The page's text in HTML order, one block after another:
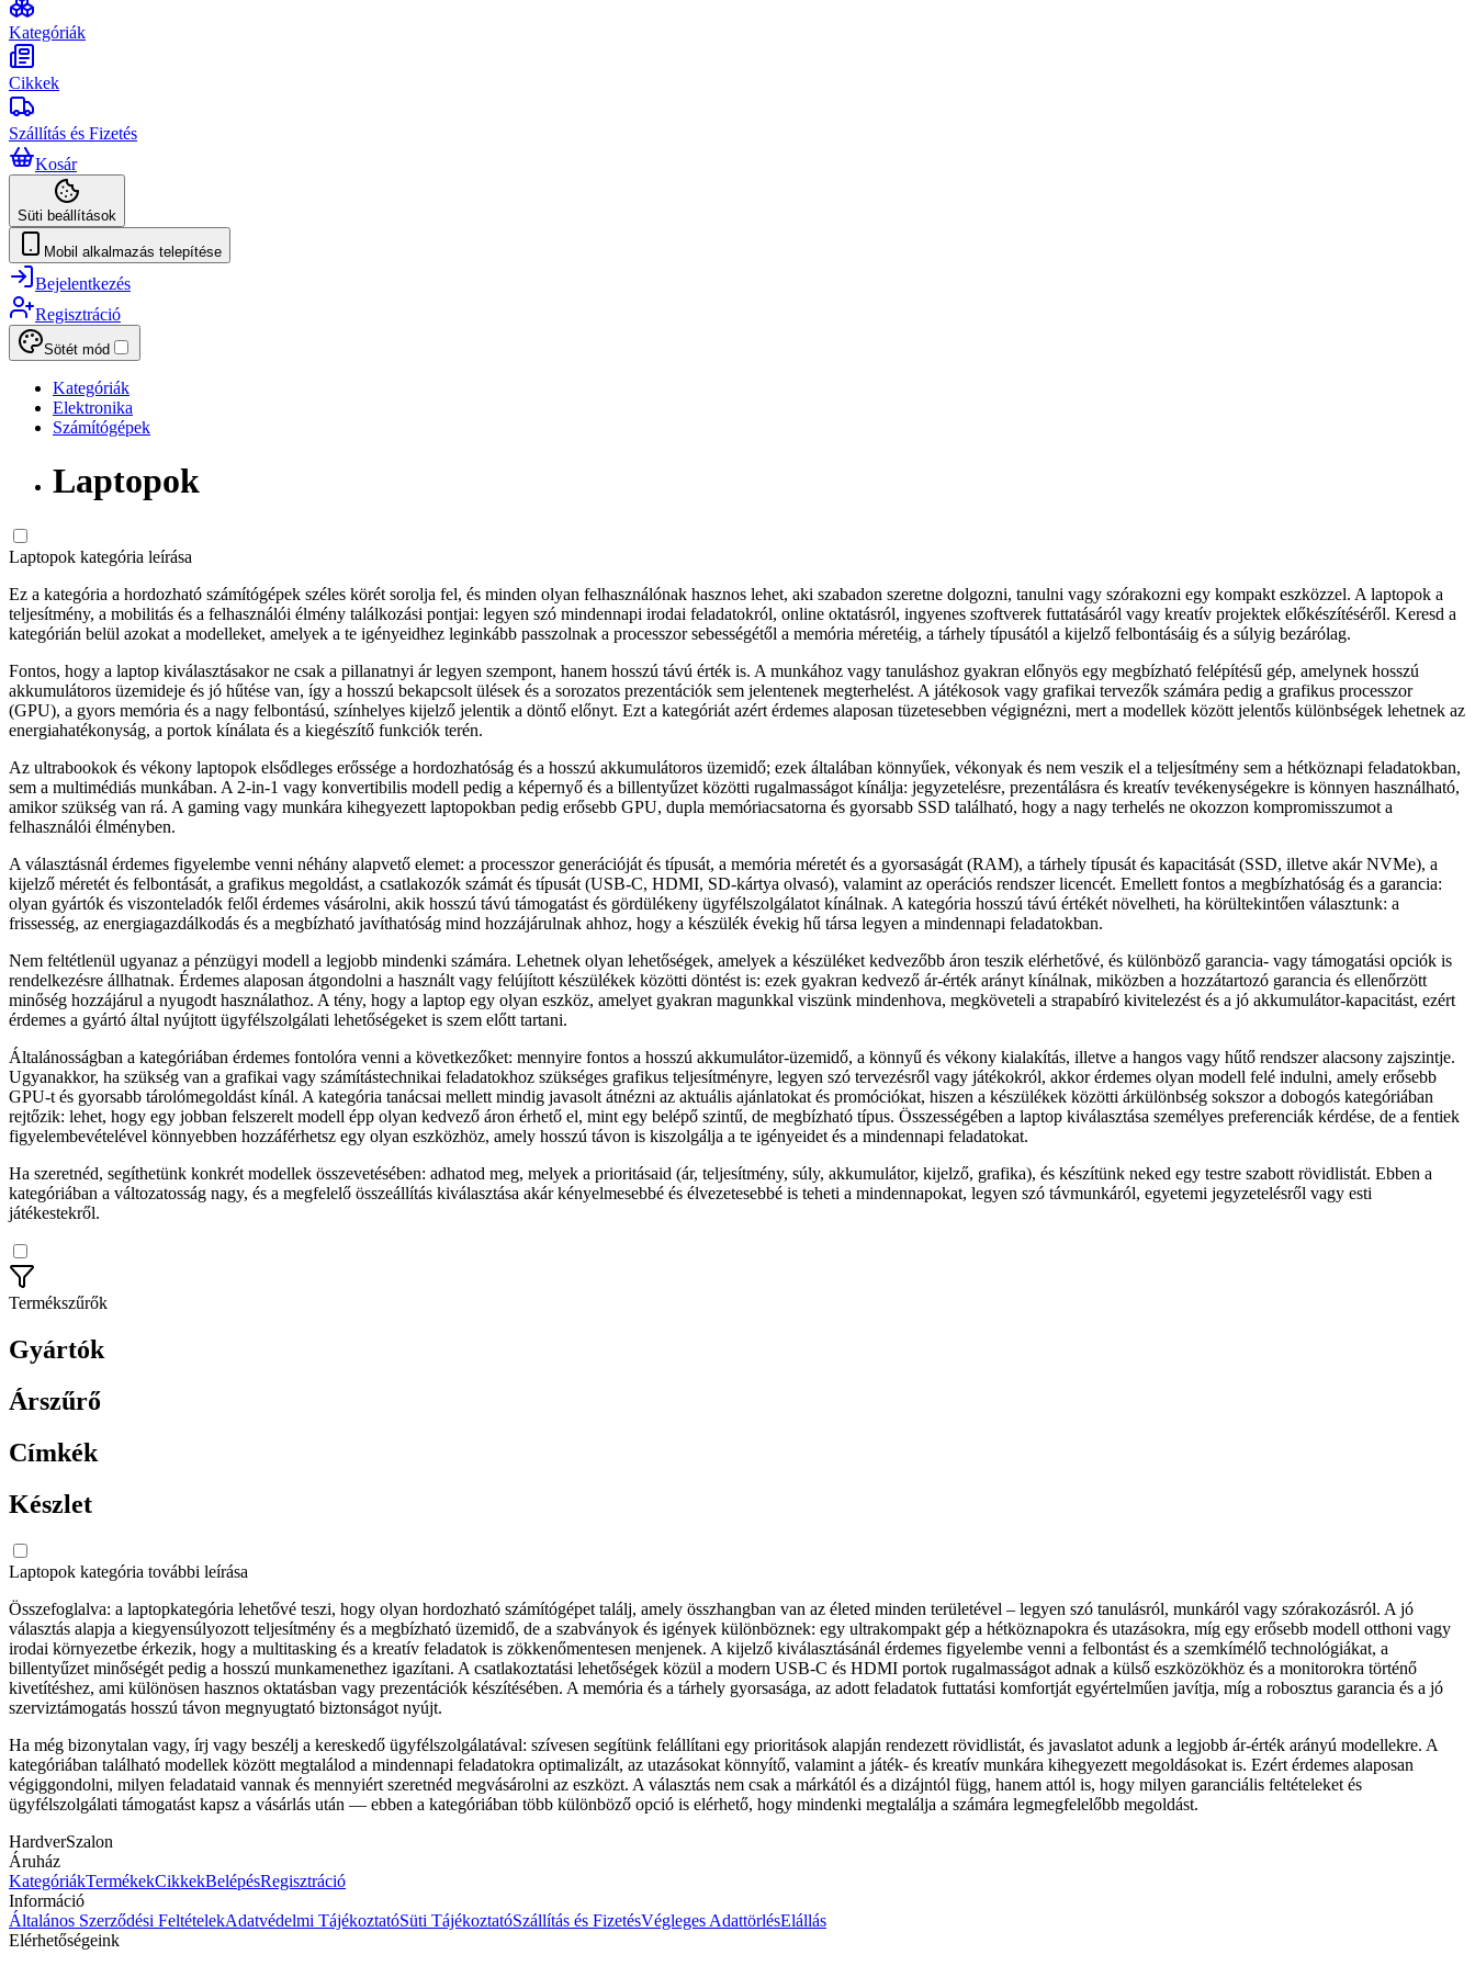
Kategóriák
Cikkek
Szállítás és Fizetés
Kosár
Süti beállítások
Mobil alkalmazás telepítése
Bejelentkezés
Regisztráció
Sötét mód
Kategóriák
Elektronika
Számítógépek
Laptopok
Laptopok kategória leírása
Ez a kategória a hordozható számítógépek széles körét sorolja fel, és minden olyan felhasználónak hasznos lehet, aki szabadon szeretne dolgozni, tanulni vagy szórakozni egy kompakt eszközzel. A laptopok a
teljesítmény, a mobilitás és a felhasználói élmény találkozási pontjai: legyen szó mindennapi irodai feladatokról, online oktatásról, ingyenes szoftverek futtatásáról vagy kreatív projektek előkészítéséről. Keresd a
kategórián belül azokat a modelleket, amelyek a te igényeidhez leginkább passzolnak a processzor sebességétől a memória méretéig, a tárhely típusától a kijelző felbontásáig és a súlyig bezárólag.
Fontos, hogy a laptop kiválasztásakor ne csak a pillanatnyi ár legyen szempont, hanem hosszú távú érték is. A munkához vagy tanuláshoz gyakran előnyös egy megbízható felépítésű gép, amelynek hosszú
akkumulátoros üzemideje és jó hűtése van, így a hosszú bekapcsolt ülések és a sorozatos prezentációk sem jelentenek megterhelést. A játékosok vagy grafikai tervezők számára pedig a grafikus processzor
(GPU), a gyors memória és a nagy felbontású, színhelyes kijelző jelentik a döntő előnyt. Ezt a kategóriát azért érdemes alaposan tüzetesebben végignézni, mert a modellek között jelentős különbségek lehetnek az
energiahatékonyság, a portok kínálata és a kiegészítő funkciók terén.
Az ultrabookok és vékony laptopok elsődleges erőssége a hordozhatóság és a hosszú akkumulátoros üzemidő; ezek általában könnyűek, vékonyak és nem veszik el a teljesítmény sem a hétköznapi feladatokban,
sem a multimédiás munkában. A 2-in-1 vagy konvertibilis modell pedig a képernyő és a billentyűzet közötti rugalmasságot kínálja: jegyzetelésre, prezentálásra és kreatív tevékenységekre is könnyen használható,
amikor szükség van rá. A gaming vagy munkára kihegyezett laptopokban pedig erősebb GPU, dupla memóriacsatorna és gyorsabb SSD található, hogy a nagy terhelés ne okozzon kompromisszumot a
felhasználói élményben.
A választásnál érdemes figyelembe venni néhány alapvető elemet: a processzor generációját és típusát, a memória méretét és a gyorsaságát (RAM), a tárhely típusát és kapacitását (SSD, illetve akár NVMe), a
kijelző méretét és felbontását, a grafikus megoldást, a csatlakozók számát és típusát (USB-C, HDMI, SD-kártya olvasó), valamint az operációs rendszer licencét. Emellett fontos a megbízhatóság és a garancia:
olyan gyártók és viszonteladók felől érdemes vásárolni, akik hosszú távú támogatást és gördülékeny ügyfélszolgálatot kínálnak. A kategória hosszú távú értékét növelheti, ha körültekintően választunk: a
frissesség, az energiagazdálkodás és a megbízható javíthatóság mind hozzájárulnak ahhoz, hogy a készülék évekig hű társa legyen a mindennapi feladatokban.
Nem feltétlenül ugyanaz a pénzügyi modell a legjobb mindenki számára. Lehetnek olyan lehetőségek, amelyek a készüléket kedvezőbb áron teszik elérhetővé, és különböző garancia- vagy támogatási opciók is
rendelkezésre állhatnak. Érdemes alaposan átgondolni a használt vagy felújított készülékek közötti döntést is: ezek gyakran kedvező ár-érték arányt kínálnak, miközben a hozzátartozó garancia és ellenőrzött
minőség hozzájárul a nyugodt használathoz. A tény, hogy a laptop egy olyan eszköz, amelyet gyakran magunkkal viszünk mindenhova, megköveteli a strapabíró kivitelezést és a jó akkumulátor-kapacitást, ezért
érdemes a gyártó által nyújtott ügyfélszolgálati lehetőségeket is szem előtt tartani.
Általánosságban a kategóriában érdemes fontolóra venni a következőket: mennyire fontos a hosszú akkumulátor-üzemidő, a könnyű és vékony kialakítás, illetve a hangos vagy hűtő rendszer alacsony zajszintje.
Ugyanakkor, ha szükség van a grafikai vagy számítástechnikai feladatokhoz szükséges grafikus teljesítményre, legyen szó tervezésről vagy játékokról, akkor érdemes olyan modell felé indulni, amely erősebb
GPU-t és gyorsabb tárolómegoldást kínál. A kategória tanácsai mellett mindig javasolt átnézni az aktuális ajánlatokat és promóciókat, hiszen a készülékek közötti árkülönbség sokszor a dobogós kategóriában
rejtőzik: lehet, hogy egy jobban felszerelt modell épp olyan kedvező áron érhető el, mint egy belépő szintű, de megbízható típus. Összességében a laptop kiválasztása személyes preferenciák kérdése, de a fentiek
figyelembevételével könnyebben hozzáférhetsz egy olyan eszközhöz, amely hosszú távon is kiszolgálja a te igényeidet és a mindennapi feladatokat.
Ha szeretnéd, segíthetünk konkrét modellek összevetésében: adhatod meg, melyek a prioritásaid (ár, teljesítmény, súly, akkumulátor, kijelző, grafika), és készítünk neked egy testre szabott rövidlistát. Ebben a
kategóriában a változatosság nagy, és a megfelelő összeállítás kiválasztása akár kényelmesebbé és élvezetesebbé is teheti a mindennapokat, legyen szó távmunkáról, egyetemi jegyzetelésről vagy esti
játékestekről.
Termékszűrők
Gyártók
Árszűrő
Címkék
Készlet
Laptopok kategória további leírása
Összefoglalva: a laptopkategória lehetővé teszi, hogy olyan hordozható számítógépet találj, amely összhangban van az életed minden területével – legyen szó tanulásról, munkáról vagy szórakozásról. A jó
választás alapja a kiegyensúlyozott teljesítmény és a megbízható üzemidő, de a szabványok és igények különböznek: egy ultrakompakt gép a hétköznapokra és utazásokra, míg egy erősebb modell otthoni vagy
irodai környezetbe érkezik, hogy a multitasking és a kreatív feladatok is zökkenőmentesen menjenek. A kijelző kiválasztásánál érdemes figyelembe venni a felbontást és a szemkímélő technológiákat, a
billentyűzet minőségét pedig a hosszú munkamenethez igazítani. A csatlakoztatási lehetőségek közül a modern USB-C és HDMI portok rugalmasságot adnak a külső eszközökhöz és a monitorokra történő
kivetítéshez, ami különösen hasznos oktatásban vagy prezentációk készítésében. A memória és a tárhely gyorsasága, az adott feladatok futtatási komfortját egyértelműen javítja, míg a robosztus garancia és a jó
szerviztámogatás hosszú távon megnyugtató biztonságot nyújt.
Ha még bizonytalan vagy, írj vagy beszélj a kereskedő ügyfélszolgálatával: szívesen segítünk felállítani egy prioritások alapján rendezett rövidlistát, és javaslatot adunk a legjobb ár-érték arányú modellekre. A
kategóriában található modellek között megtalálod a mindennapi feladatokra optimalizált, az utazásokat könnyítő, valamint a játék- és kreatív munkára kihegyezett megoldásokat is. Ezért érdemes alaposan
végiggondolni, milyen feladataid vannak és mennyiért szeretnéd megvásárolni az eszközt. A választás nem csak a márkától és a dizájntól függ, hanem attól is, hogy milyen garanciális feltételeket és
ügyfélszolgálati támogatást kapsz a vásárlás után — ebben a kategóriában több különböző opció is elérhető, hogy mindenki megtalálja a számára legmegfelelőbb megoldást.
HardverSzalon
Áruház
KategóriákTermékekCikkekBelépésRegisztráció
Információ
Általános Szerződési FeltételekAdatvédelmi TájékoztatóSüti TájékoztatóSzállítás és FizetésVégleges AdattörlésElállás
Elérhetőségeink